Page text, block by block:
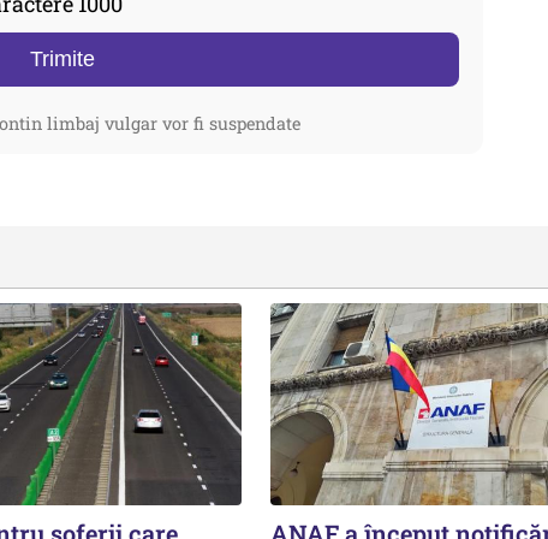
Trimite
limbaj vulgar vor fi suspendate